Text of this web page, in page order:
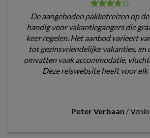
De aangeboden pakketreizen op
handig voor vakantiegangers die
keer regelen. Het aanbod varieert
tot gezinsvriendelijke vakanties, en
omvatten vaak accommodatie,
Deze reiswebsite heeft voor elk
Peter Verbaan /Venlo